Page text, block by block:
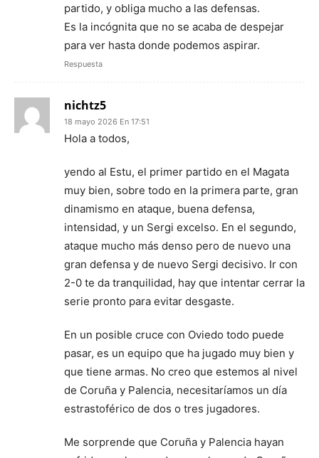
partido, y obliga mucho a las defensas.
Es la incógnita que no se acaba de despejar
para ver hasta donde podemos aspirar.
Respuesta
nichtz5
18 mayo 2026 En 17:51
Hola a todos,
yendo al Estu, el primer partido en el Magata
muy bien, sobre todo en la primera parte, gran
dinamismo en ataque, buena defensa,
intensidad, y un Sergi excelso. En el segundo,
ataque mucho más denso pero de nuevo una
gran defensa y de nuevo Sergi decisivo. Ir con
2-0 te da tranquilidad, hay que intentar cerrar la
serie pronto para evitar desgaste.
En un posible cruce con Oviedo todo puede
pasar, es un equipo que ha jugado muy bien y
que tiene armas. No creo que estemos al nivel
de Coruña y Palencia, necesitaríamos un día
estrastoférico de dos o tres jugadores.
Me sorprende que Coruña y Palencia hayan